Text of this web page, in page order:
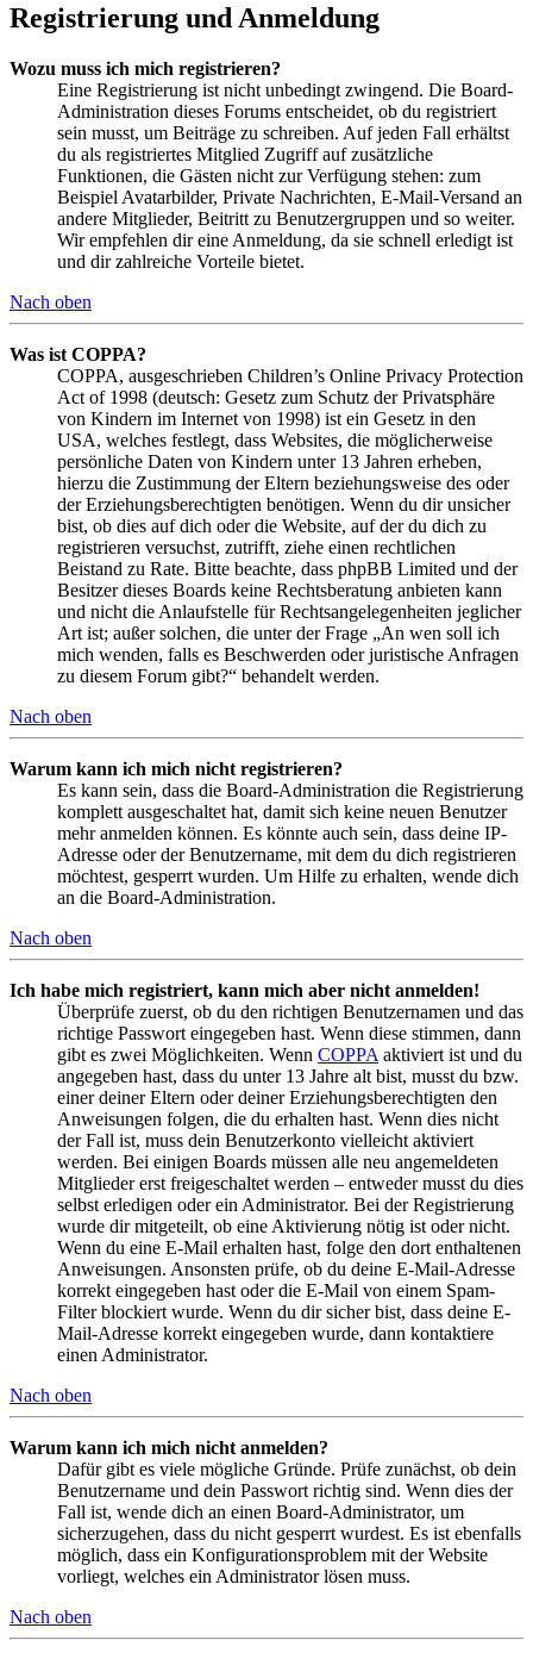
Registrierung und Anmeldung
Wozu muss ich mich registrieren?
Eine Registrierung ist nicht unbedingt zwingend. Die Board-
Administration dieses Forums entscheidet, ob du registriert
sein musst, um Beiträge zu schreiben. Auf jeden Fall erhältst
du als registriertes Mitglied Zugriff auf zusätzliche
Funktionen, die Gästen nicht zur Verfügung stehen: zum
Beispiel Avatarbilder, Private Nachrichten, E-Mail-Versand an
andere Mitglieder, Beitritt zu Benutzergruppen und so weiter.
Wir empfehlen dir eine Anmeldung, da sie schnell erledigt ist
und dir zahlreiche Vorteile bietet.
Nach oben
Was ist COPPA?
COPPA, ausgeschrieben Children’s Online Privacy Protection
Act of 1998 (deutsch: Gesetz zum Schutz der Privatsphäre
von Kindern im Internet von 1998) ist ein Gesetz in den
USA, welches festlegt, dass Websites, die möglicherweise
persönliche Daten von Kindern unter 13 Jahren erheben,
hierzu die Zustimmung der Eltern beziehungsweise des oder
der Erziehungsberechtigten benötigen. Wenn du dir unsicher
bist, ob dies auf dich oder die Website, auf der du dich zu
registrieren versuchst, zutrifft, ziehe einen rechtlichen
Beistand zu Rate. Bitte beachte, dass phpBB Limited und der
Besitzer dieses Boards keine Rechtsberatung anbieten kann
und nicht die Anlaufstelle für Rechtsangelegenheiten jeglicher
Art ist; außer solchen, die unter der Frage „An wen soll ich
mich wenden, falls es Beschwerden oder juristische Anfragen
zu diesem Forum gibt?“ behandelt werden.
Nach oben
Warum kann ich mich nicht registrieren?
Es kann sein, dass die Board-Administration die Registrierung
komplett ausgeschaltet hat, damit sich keine neuen Benutzer
mehr anmelden können. Es könnte auch sein, dass deine IP-
Adresse oder der Benutzername, mit dem du dich registrieren
möchtest, gesperrt wurden. Um Hilfe zu erhalten, wende dich
an die Board-Administration.
Nach oben
Ich habe mich registriert, kann mich aber nicht anmelden!
Überprüfe zuerst, ob du den richtigen Benutzernamen und das
richtige Passwort eingegeben hast. Wenn diese stimmen, dann
gibt es zwei Möglichkeiten. Wenn COPPA aktiviert ist und du
angegeben hast, dass du unter 13 Jahre alt bist, musst du bzw.
einer deiner Eltern oder deiner Erziehungsberechtigten den
Anweisungen folgen, die du erhalten hast. Wenn dies nicht
der Fall ist, muss dein Benutzerkonto vielleicht aktiviert
werden. Bei einigen Boards müssen alle neu angemeldeten
Mitglieder erst freigeschaltet werden – entweder musst du dies
selbst erledigen oder ein Administrator. Bei der Registrierung
wurde dir mitgeteilt, ob eine Aktivierung nötig ist oder nicht.
Wenn du eine E-Mail erhalten hast, folge den dort enthaltenen
Anweisungen. Ansonsten prüfe, ob du deine E-Mail-Adresse
korrekt eingegeben hast oder die E-Mail von einem Spam-
Filter blockiert wurde. Wenn du dir sicher bist, dass deine E-
Mail-Adresse korrekt eingegeben wurde, dann kontaktiere
einen Administrator.
Nach oben
Warum kann ich mich nicht anmelden?
Dafür gibt es viele mögliche Gründe. Prüfe zunächst, ob dein
Benutzername und dein Passwort richtig sind. Wenn dies der
Fall ist, wende dich an einen Board-Administrator, um
sicherzugehen, dass du nicht gesperrt wurdest. Es ist ebenfalls
möglich, dass ein Konfigurationsproblem mit der Website
vorliegt, welches ein Administrator lösen muss.
Nach oben